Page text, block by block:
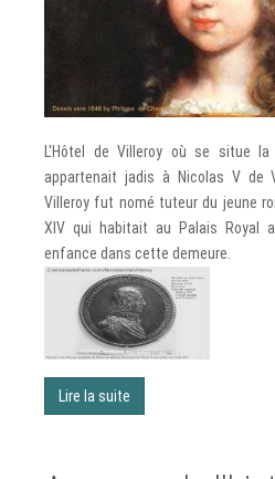
L'Hôtel de Villeroy où se situe la
appartenait jadis à Nicolas V de
Villeroy fut nomé tuteur du jeune
XIV qui habitait au Palais Royal
enfance dans cette demeure.
Lire la suite